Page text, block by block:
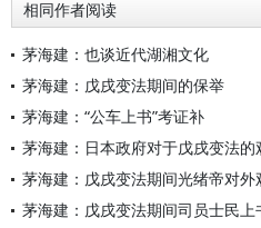
相同作者阅读
茅海建：也谈近代湖湘文化
茅海建：戊戌变法期间的保举
茅海建：“公车上书”考证补
茅海建：日本政府对于戊戌变法的
茅海建：戊戌变法期间光绪帝对外
茅海建：戊戌变法期间司员士民上